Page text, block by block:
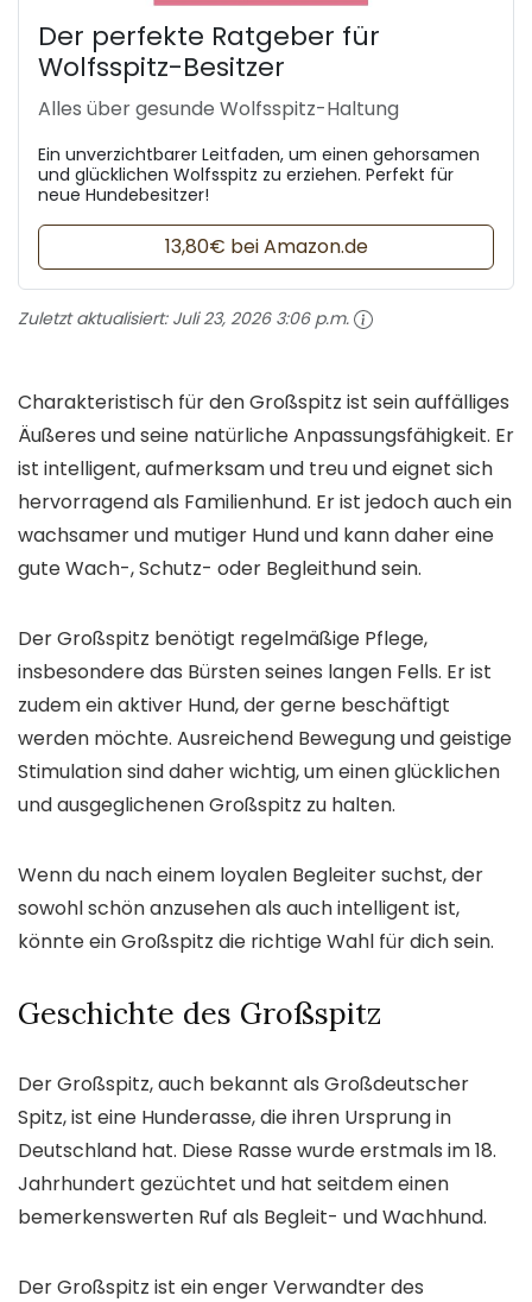
Der perfekte Ratgeber für
Wolfsspitz-Besitzer
Alles über gesunde Wolfsspitz-Haltung
Ein unverzichtbarer Leitfaden, um einen gehorsamen
und glücklichen Wolfsspitz zu erziehen. Perfekt für
neue Hundebesitzer!
13,80€ bei Amazon.de
Zuletzt aktualisiert: Juli 23, 2026 3:06 p.m.
Charakteristisch für den Großspitz ist sein auffälliges
Äußeres und seine natürliche Anpassungsfähigkeit. Er
ist intelligent, aufmerksam und treu und eignet sich
hervorragend als Familienhund. Er ist jedoch auch ein
wachsamer und mutiger Hund und kann daher eine
gute Wach-, Schutz- oder Begleithund sein.
Der Großspitz benötigt regelmäßige Pflege,
insbesondere das Bürsten seines langen Fells. Er ist
zudem ein aktiver Hund, der gerne beschäftigt
werden möchte. Ausreichend Bewegung und geistige
Stimulation sind daher wichtig, um einen glücklichen
und ausgeglichenen Großspitz zu halten.
Wenn du nach einem loyalen Begleiter suchst, der
sowohl schön anzusehen als auch intelligent ist,
könnte ein Großspitz die richtige Wahl für dich sein.
Geschichte des Großspitz
Der Großspitz, auch bekannt als Großdeutscher
Spitz, ist eine Hunderasse, die ihren Ursprung in
Deutschland hat. Diese Rasse wurde erstmals im 18.
Jahrhundert gezüchtet und hat seitdem einen
bemerkenswerten Ruf als Begleit- und Wachhund.
Der Großspitz ist ein enger Verwandter des